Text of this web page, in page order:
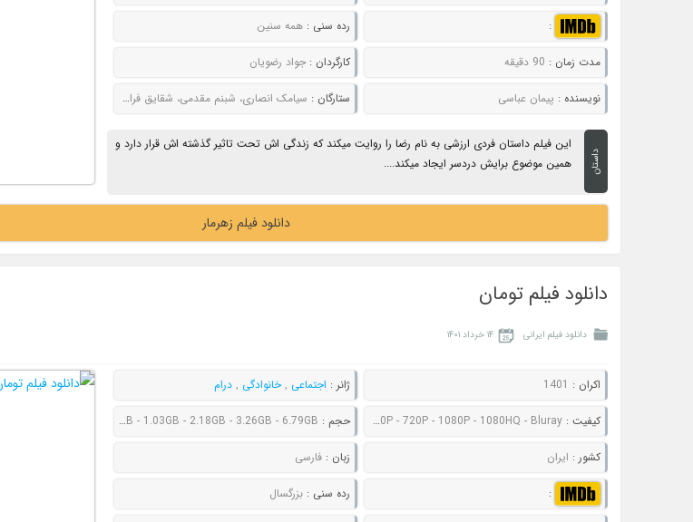
: رده سنی :همه سنین
مدت زمان : 90 دقیقه کارگردان :جواد رضویان
نویسنده : پیمان عباسی ستارگان : سیامک انصاری، شبنم مقدمی، شقایق فراهانی، سیامک صفری
داستان
این فیلم داستان فردی ارزشی به نام رضا را روایت میکند که زندگی اش تحت تاثیر گذشته اش قرار دارد و
همین موضوع برایش دردسر ایجاد میکند....
دانلود فیلم زهرمار
دانلود فیلم تومان
دانلود فیلم ایرانی ۱۴ خرداد ۱۴۰۱
اکران : 1401 ژانر : اجتماعی ,خانوادگی ,درام
کیفیت :480P - 720P - 1080P - 1080HQ - Bluray حجم : 622MB - 1.03GB - 2.18GB - 3.26GB - 6.79GB
کشور : ایران زبان :فارسی
: رده سنی :بزرگسال